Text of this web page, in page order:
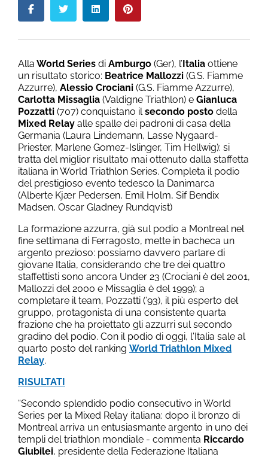
Alla World Series di Amburgo (Ger), l’Italia ottiene
un risultato storico: Beatrice Mallozzi (G.S. Fiamme
Azzurre), Alessio Crociani (G.S. Fiamme Azzurre),
Carlotta Missaglia (Valdigne Triathlon) e Gianluca
Pozzatti (707) conquistano ilsecondo posto della
Mixed Relay alle spalle dei padroni di casa della
Germania (Laura Lindemann, Lasse Nygaard-
Priester, Marlene Gomez-Islinger, Tim Hellwig): si
tratta del miglior risultato mai ottenuto dalla staffetta
italiana in World Triathlon Series. Completa il podio
del prestigioso evento tedesco la Danimarca
(Alberte Kjær Pedersen, Emil Holm, Sif Bendix
Madsen, Oscar Gladney Rundqvist)
La formazione azzurra, già sul podio a Montreal nel
fine settimana di Ferragosto, mette in bacheca un
argento prezioso: possiamo davvero parlare di
giovane Italia, considerando che tre dei quattro
staffettisti sono ancora Under 23 (Crociani è del 2001,
Mallozzi del 2000 e Missaglia è del 1999); a
completare il team, Pozzatti (’93), il più esperto del
gruppo, protagonista di una consistente quarta
frazione che ha proiettato gli azzurri sul secondo
gradino del podio. Con il podio di oggi, l'Italia sale al
quarto posto del ranking World Triathlon Mixed
Relay.
RISULTATI
“Secondo splendido podio consecutivo in World
Series per la Mixed Relay italiana: dopo il bronzo di
Montreal arriva un entusiasmante argento in uno dei
templi del triathlon mondiale - commenta Riccardo
Giubilei, presidente della Federazione Italiana